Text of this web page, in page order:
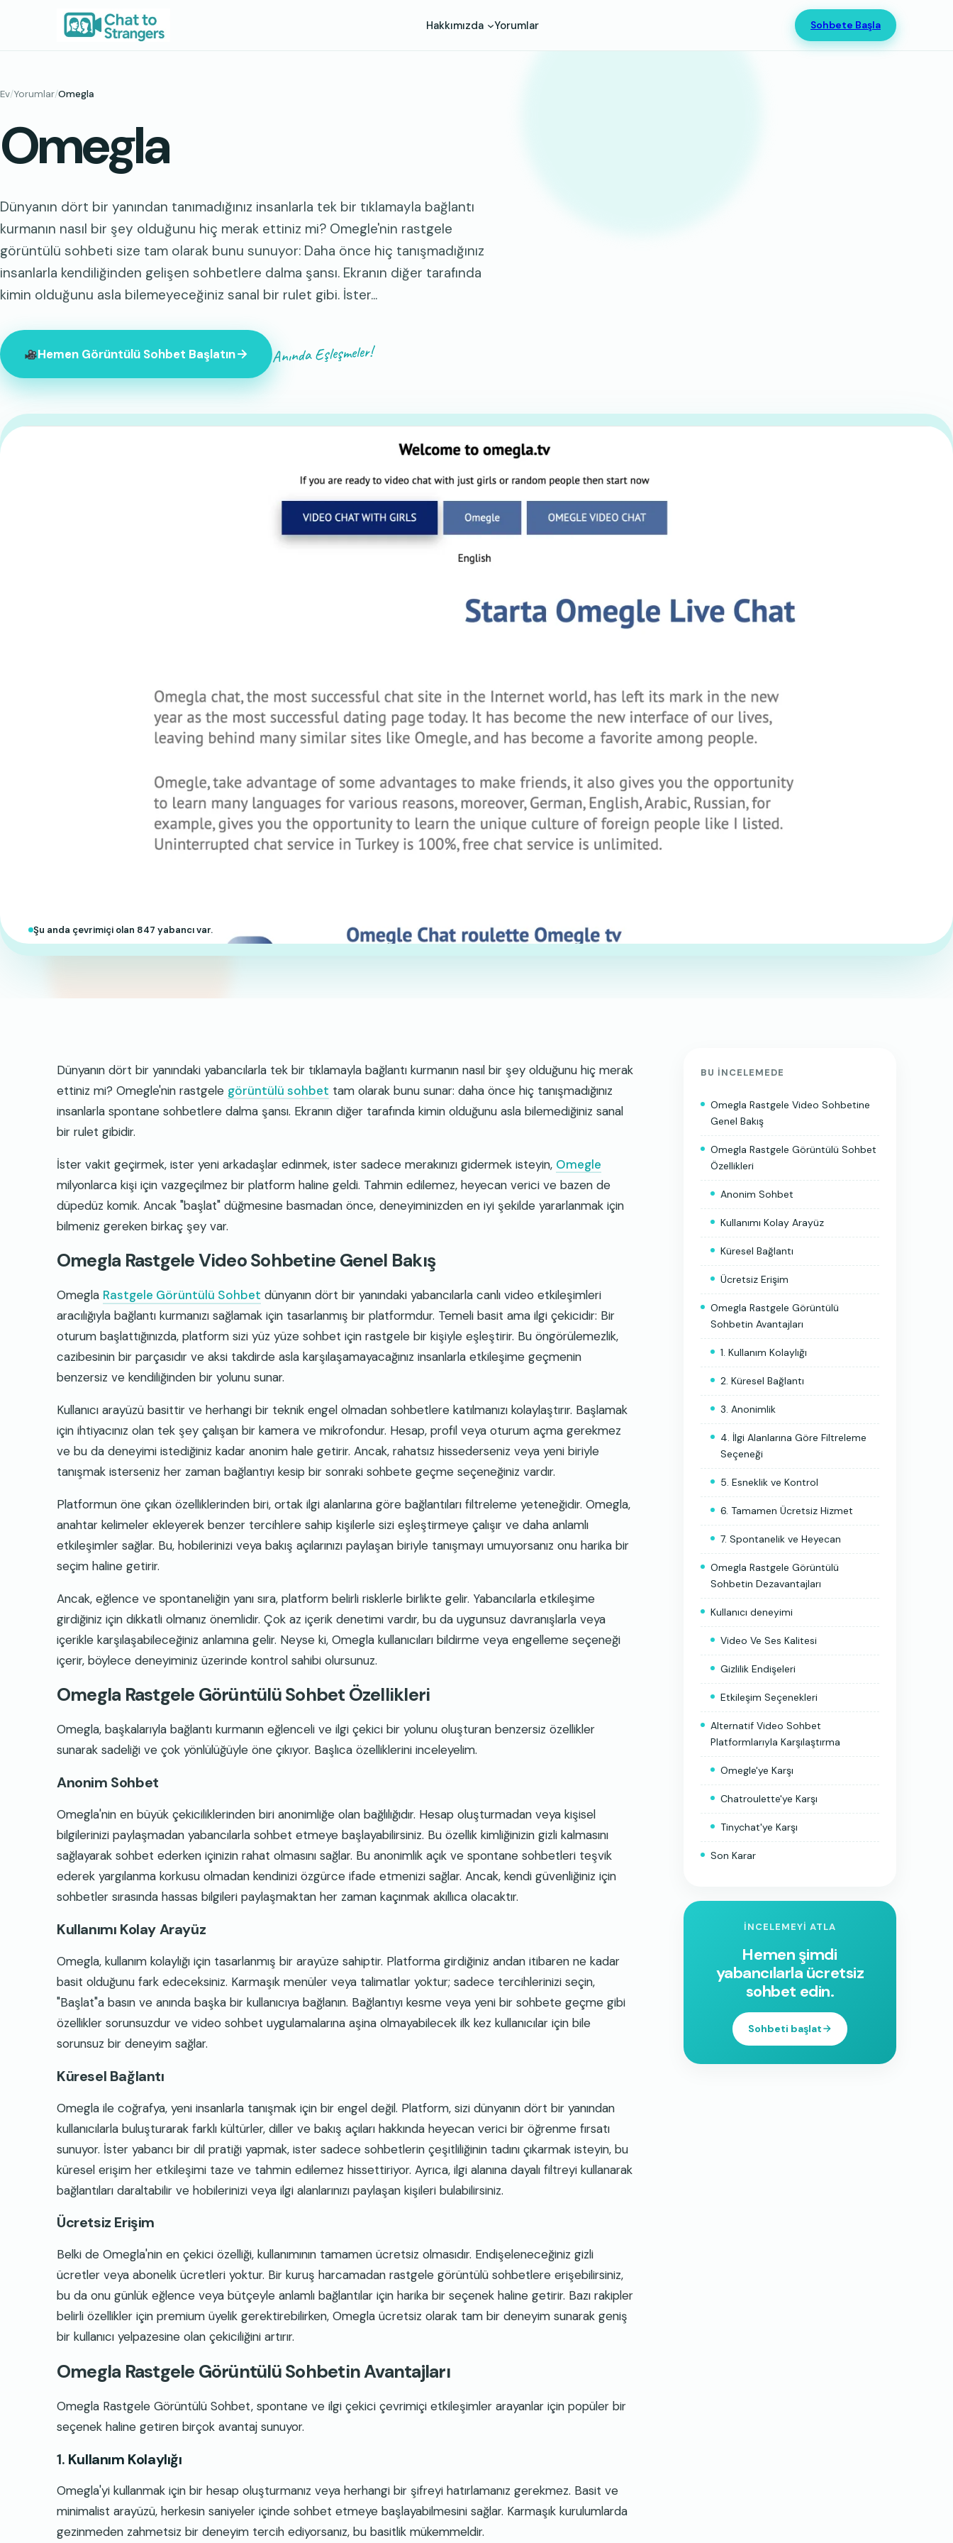
Hakkımızda Yorumlar Sohbete Başla
Ev/Yorumlar/Omegla
Omegla
Dünyanın dört bir yanından tanımadığınız insanlarla tek bir tıklamayla bağlantı
kurmanın nasıl bir şey olduğunu hiç merak ettiniz mi? Omegle'nin rastgele
görüntülü sohbeti size tam olarak bunu sunuyor: Daha önce hiç tanışmadığınız
insanlarla kendiliğinden gelişen sohbetlere dalma şansı. Ekranın diğer tarafında
kimin olduğunu asla bilemeyeceğiniz sanal bir rulet gibi. İster...
Hemen Görüntülü Sohbet Başlatın Anında Eşleşmeler!
Şu anda çevrimiçi olan 847 yabancı var.
Dünyanın dört bir yanındaki yabancılarla tek bir tıklamayla bağlantı kurmanın nasıl bir şey olduğunu hiç merak
ettiniz mi? Omegle'nin rastgele görüntülü sohbet tam olarak bunu sunar: daha önce hiç tanışmadığınız
insanlarla spontane sohbetlere dalma şansı. Ekranın diğer tarafında kimin olduğunu asla bilemediğiniz sanal
bir rulet gibidir.
İster vakit geçirmek, ister yeni arkadaşlar edinmek, ister sadece merakınızı gidermek isteyin, Omegle
milyonlarca kişi için vazgeçilmez bir platform haline geldi. Tahmin edilemez, heyecan verici ve bazen de
düpedüz komik. Ancak "başlat" düğmesine basmadan önce, deneyiminizden en iyi şekilde yararlanmak için
bilmeniz gereken birkaç şey var.
Omegla Rastgele Video Sohbetine Genel Bakış
Omegla Rastgele Görüntülü Sohbet dünyanın dört bir yanındaki yabancılarla canlı video etkileşimleri
aracılığıyla bağlantı kurmanızı sağlamak için tasarlanmış bir platformdur. Temeli basit ama ilgi çekicidir: Bir
oturum başlattığınızda, platform sizi yüz yüze sohbet için rastgele bir kişiyle eşleştirir. Bu öngörülemezlik,
cazibesinin bir parçasıdır ve aksi takdirde asla karşılaşamayacağınız insanlarla etkileşime geçmenin
benzersiz ve kendiliğinden bir yolunu sunar.
Kullanıcı arayüzü basittir ve herhangi bir teknik engel olmadan sohbetlere katılmanızı kolaylaştırır. Başlamak
için ihtiyacınız olan tek şey çalışan bir kamera ve mikrofondur. Hesap, profil veya oturum açma gerekmez
ve bu da deneyimi istediğiniz kadar anonim hale getirir. Ancak, rahatsız hissederseniz veya yeni biriyle
tanışmak isterseniz her zaman bağlantıyı kesip bir sonraki sohbete geçme seçeneğiniz vardır.
Platformun öne çıkan özelliklerinden biri, ortak ilgi alanlarına göre bağlantıları filtreleme yeteneğidir. Omegla,
anahtar kelimeler ekleyerek benzer tercihlere sahip kişilerle sizi eşleştirmeye çalışır ve daha anlamlı
etkileşimler sağlar. Bu, hobilerinizi veya bakış açılarınızı paylaşan biriyle tanışmayı umuyorsanız onu harika bir
seçim haline getirir.
Ancak, eğlence ve spontaneliğin yanı sıra, platform belirli risklerle birlikte gelir. Yabancılarla etkileşime
girdiğiniz için dikkatli olmanız önemlidir. Çok az içerik denetimi vardır, bu da uygunsuz davranışlarla veya
içerikle karşılaşabileceğiniz anlamına gelir. Neyse ki, Omegla kullanıcıları bildirme veya engelleme seçeneği
içerir, böylece deneyiminiz üzerinde kontrol sahibi olursunuz.
Omegla Rastgele Görüntülü Sohbet Özellikleri
Omegla, başkalarıyla bağlantı kurmanın eğlenceli ve ilgi çekici bir yolunu oluşturan benzersiz özellikler
sunarak sadeliği ve çok yönlülüğüyle öne çıkıyor. Başlıca özelliklerini inceleyelim.
Anonim Sohbet
Omegla'nin en büyük çekiciliklerinden biri anonimliğe olan bağlılığıdır. Hesap oluşturmadan veya kişisel
bilgilerinizi paylaşmadan yabancılarla sohbet etmeye başlayabilirsiniz. Bu özellik kimliğinizin gizli kalmasını
sağlayarak sohbet ederken içinizin rahat olmasını sağlar. Bu anonimlik açık ve spontane sohbetleri teşvik
ederek yargılanma korkusu olmadan kendinizi özgürce ifade etmenizi sağlar. Ancak, kendi güvenliğiniz için
sohbetler sırasında hassas bilgileri paylaşmaktan her zaman kaçınmak akıllıca olacaktır.
Kullanımı Kolay Arayüz
Omegla, kullanım kolaylığı için tasarlanmış bir arayüze sahiptir. Platforma girdiğiniz andan itibaren ne kadar
basit olduğunu fark edeceksiniz. Karmaşık menüler veya talimatlar yoktur; sadece tercihlerinizi seçin,
"Başlat"a basın ve anında başka bir kullanıcıya bağlanın. Bağlantıyı kesme veya yeni bir sohbete geçme gibi
özellikler sorunsuzdur ve video sohbet uygulamalarına aşina olmayabilecek ilk kez kullanıcılar için bile
sorunsuz bir deneyim sağlar.
Küresel Bağlantı
Omegla ile coğrafya, yeni insanlarla tanışmak için bir engel değil. Platform, sizi dünyanın dört bir yanından
kullanıcılarla buluşturarak farklı kültürler, diller ve bakış açıları hakkında heyecan verici bir öğrenme fırsatı
sunuyor. İster yabancı bir dil pratiği yapmak, ister sadece sohbetlerin çeşitliliğinin tadını çıkarmak isteyin, bu
küresel erişim her etkileşimi taze ve tahmin edilemez hissettiriyor. Ayrıca, ilgi alanına dayalı filtreyi kullanarak
bağlantıları daraltabilir ve hobilerinizi veya ilgi alanlarınızı paylaşan kişileri bulabilirsiniz.
Ücretsiz Erişim
Belki de Omegla'nin en çekici özelliği, kullanımının tamamen ücretsiz olmasıdır. Endişeleneceğiniz gizli
ücretler veya abonelik ücretleri yoktur. Bir kuruş harcamadan rastgele görüntülü sohbetlere erişebilirsiniz,
bu da onu günlük eğlence veya bütçeyle anlamlı bağlantılar için harika bir seçenek haline getirir. Bazı rakipler
belirli özellikler için premium üyelik gerektirebilirken, Omegla ücretsiz olarak tam bir deneyim sunarak geniş
bir kullanıcı yelpazesine olan çekiciliğini artırır.
Omegla Rastgele Görüntülü Sohbetin Avantajları
Omegla Rastgele Görüntülü Sohbet, spontane ve ilgi çekici çevrimiçi etkileşimler arayanlar için popüler bir
seçenek haline getiren birçok avantaj sunuyor.
1. Kullanım Kolaylığı
Omegla'yi kullanmak için bir hesap oluşturmanız veya herhangi bir şifreyi hatırlamanız gerekmez. Basit ve
minimalist arayüzü, herkesin saniyeler içinde sohbet etmeye başlayabilmesini sağlar. Karmaşık kurulumlarda
gezinmeden zahmetsiz bir deneyim tercih ediyorsanız, bu basitlik mükemmeldir.
BU INCELEMEDE
Omegla Rastgele Video Sohbetine
Genel Bakış
Omegla Rastgele Görüntülü Sohbet
Özellikleri
Anonim Sohbet
Kullanımı Kolay Arayüz
Küresel Bağlantı
Ücretsiz Erişim
Omegla Rastgele Görüntülü
Sohbetin Avantajları
1. Kullanım Kolaylığı
2. Küresel Bağlantı
3. Anonimlik
4. İlgi Alanlarına Göre Filtreleme
Seçeneği
5. Esneklik ve Kontrol
6. Tamamen Ücretsiz Hizmet
7. Spontanelik ve Heyecan
Omegla Rastgele Görüntülü
Sohbetin Dezavantajları
Kullanıcı deneyimi
Video Ve Ses Kalitesi
Gizlilik Endişeleri
Etkileşim Seçenekleri
Alternatif Video Sohbet
Platformlarıyla Karşılaştırma
Omegle'ye Karşı
Chatroulette'ye Karşı
Tinychat'ye Karşı
Son Karar
İNCELEMEYI ATLA
Hemen şimdi
yabancılarla ücretsiz
sohbet edin.
Sohbeti başlat